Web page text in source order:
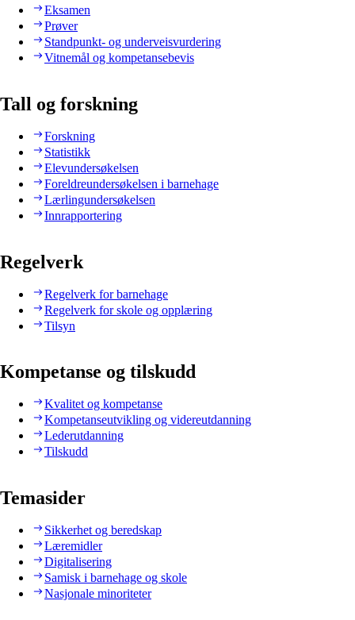
Eksamen
Prøver
Standpunkt- og underveisvurdering
Vitnemål og kompetansebevis
Tall og forskning
Forskning
Statistikk
Elevundersøkelsen
Foreldreundersøkelsen i barnehage
Lærlingundersøkelsen
Innrapportering
Regelverk
Regelverk for barnehage
Regelverk for skole og opplæring
Tilsyn
Kompetanse og tilskudd
Kvalitet og kompetanse
Kompetanseutvikling og videreutdanning
Lederutdanning
Tilskudd
Temasider
Sikkerhet og beredskap
Læremidler
Digitalisering
Samisk i barnehage og skole
Nasjonale minoriteter